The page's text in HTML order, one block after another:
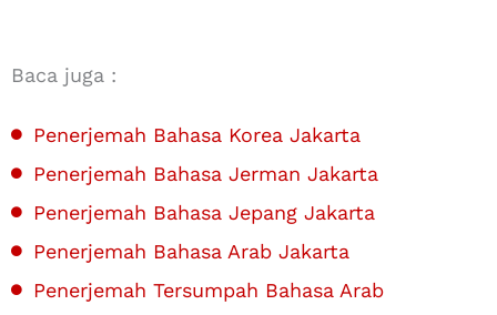
Baca juga :
Penerjemah Bahasa Korea Jakarta
Penerjemah Bahasa Jerman Jakarta
Penerjemah Bahasa Jepang Jakarta
Penerjemah Bahasa Arab Jakarta
Penerjemah Tersumpah Bahasa Arab